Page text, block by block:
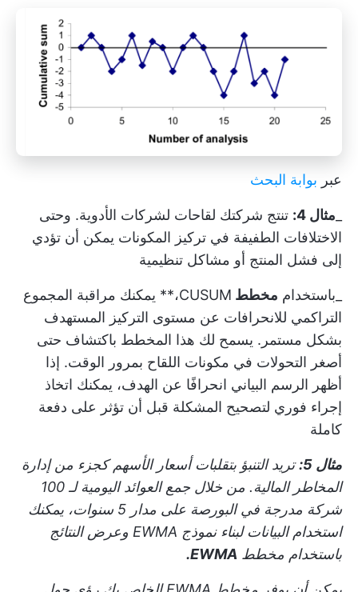
عبر بوابة البحث
مثال 4:
تنتج شركتك لقاحات لشركات الأدوية. وحتى
الاختلافات الطفيفة في تركيز المكونات يمكن أن تؤدي
إلى فشل المنتج أو مشاكل تنظيمية
_باستخدام مخطط
CUSUM،** يمكنك مراقبة المجموع
التراكمي للانحرافات عن مستوى التركيز المستهدف
بشكل مستمر. يسمح لك هذا المخطط باكتشاف حتى
أصغر التحولات في مكونات اللقاح بمرور الوقت. إذا
أظهر الرسم البياني انحرافًا عن الهدف، يمكنك اتخاذ
إجراء فوري لتصحيح المشكلة قبل أن تؤثر على دفعة
كاملة
مثال 5:
تريد التنبؤ بتقلبات أسعار الأسهم كجزء من إدارة
المخاطر المالية. من خلال جمع العوائد اليومية لـ 100
شركة مدرجة في البورصة على مدار 5 سنوات، يمكنك
استخدام البيانات لبناء نموذج EWMA وعرض النتائج
باستخدام مخطط EWMA.